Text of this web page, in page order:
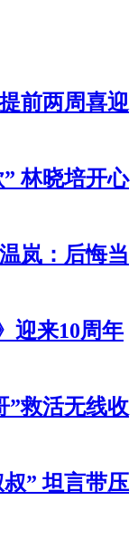
前两周喜迎
林晓培开心
岚：后悔当
迎来10周年
”救活无线收
” 坦言带压